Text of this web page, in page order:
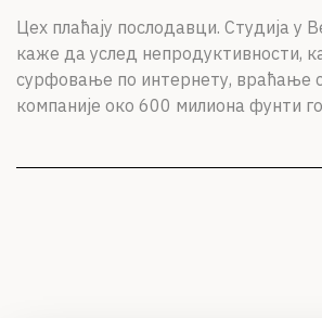
Цех плаћају послодавци. Студија у
каже да услед непродуктивности,
сурфовање по интернету, враћање
компаније око 600 милиона фунти